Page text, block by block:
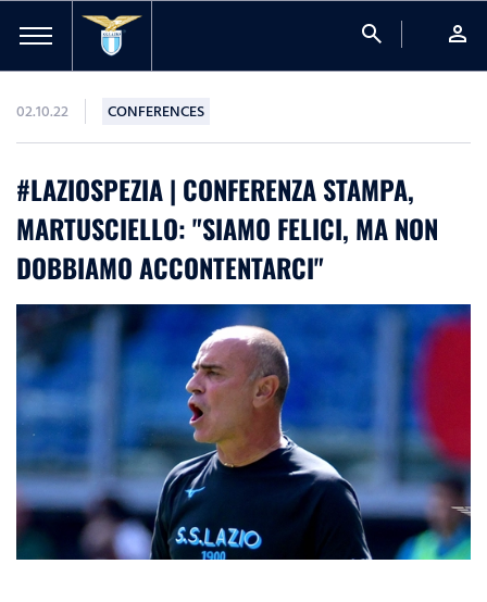
search person
02.10.22 CONFERENCES
#LAZIOSPEZIA | CONFERENZA STAMPA,
MARTUSCIELLO: "SIAMO FELICI, MA NON
DOBBIAMO ACCONTENTARCI"